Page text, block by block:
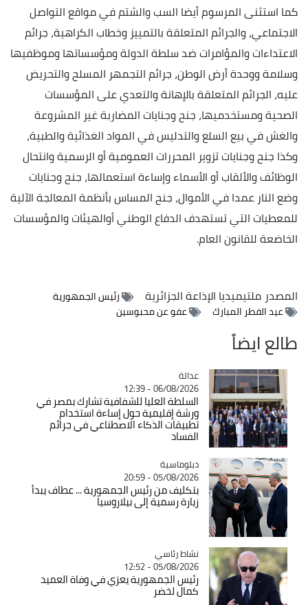
كما استثنى المرسوم أيضا السب والشتم في مواقع التواصل
الاجتماعي، والجرائم المتعلقة بالتمييز وخطاب الكراهية، جرائم
الاعتداءات والمؤامرات ضد سلطة الدولة ومؤسساتها وموظفيها
وسلامة ووحدة أرض الوطن، جرائم التجمهر المسلح والتحريض
عليه، الجرائم المتعلقة بالإهانة والتعدي على المؤسسات
الصحية ومستخدميها، جنح وجنايات المضاربة غير المشروعة
والغش في بيع السلع والتدليس في المواد الغذائية والطبية،
وكذا جنح وجنايات تزوير المحررات العمومية أو الرسمية وانتحال
الوظائف والألقاب أو الأسماء وإساءة استعمالها، جنح وجنايات
وضع النار عمدا في الأموال، جنح المساس بأنظمة المعالجة الآلية
للمعطيات التي تستهدف الدفاع الوطني أوالهيئات والمؤسسات
الخاضعة للقانون العام.
المصدرملتيميديا الإذاعة الجزائرية
رئيس الجمهورية
عيد الفطر المبارك
عفو عن محبوسين
طالع ايضاً
Catégorie
عدالة
06/08/2026 - 12:39
السلطة العليا للشفافية تشارك بمصر في
ورشة إقليمية حول إساءة استخدام
تطبيقات الذكاء الاصطناعي في جرائم
الفساد
Catégorie
دبلوماسية
05/08/2026 - 20:59
بتكليف من رئيس الجمهورية ... عطاف يبدأ
زيارة رسمية إلى بيلاروسيا
Catégorie
نشاط رئاسي
05/08/2026 - 12:52
رئيس الجمهورية يعزي في وفاة العميد
كمال لخضر